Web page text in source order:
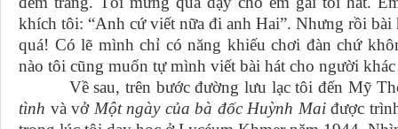
khích tôi: “Anh cứ viết nữa đi anh Hai”. Nhưng rồi bài
quá! Có lẽ mình chỉ có năng khiếu chơi đàn chứ
nào tôi cũng muốn tự mình viết bài hát cho người khác
Về sau, trên bước đường lưu lạc tôi đến Mỹ
tình và vở Một ngày của bà đốc Huỳnh Maiđược